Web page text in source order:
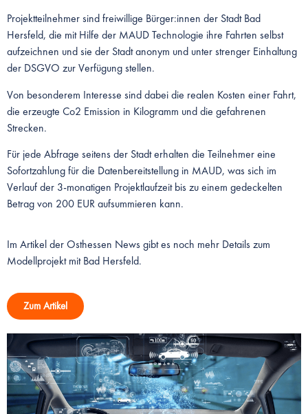
Projektteilnehmer sind freiwillige Bürger:innen der Stadt Bad
Hersfeld, die mit Hilfe der MAUD Technologie ihre Fahrten selbst
aufzeichnen und sie der Stadt anonym und unter strenger Einhaltung
der DSGVO zur Verfügung stellen.
Von besonderem Interesse sind dabei die realen Kosten einer Fahrt,
die erzeugte Co2 Emission in Kilogramm und die gefahrenen
Strecken.
Für jede Abfrage seitens der Stadt erhalten die Teilnehmer eine
Sofortzahlung für die Datenbereitstellung in MAUD, was sich im
Verlauf der 3-monatigen Projektlaufzeit bis zu einem gedeckelten
Betrag von 200 EUR aufsummieren kann.
Im Artikel der Osthessen News gibt es noch mehr Details zum
Modellprojekt mit Bad Hersfeld.
Zum Artikel